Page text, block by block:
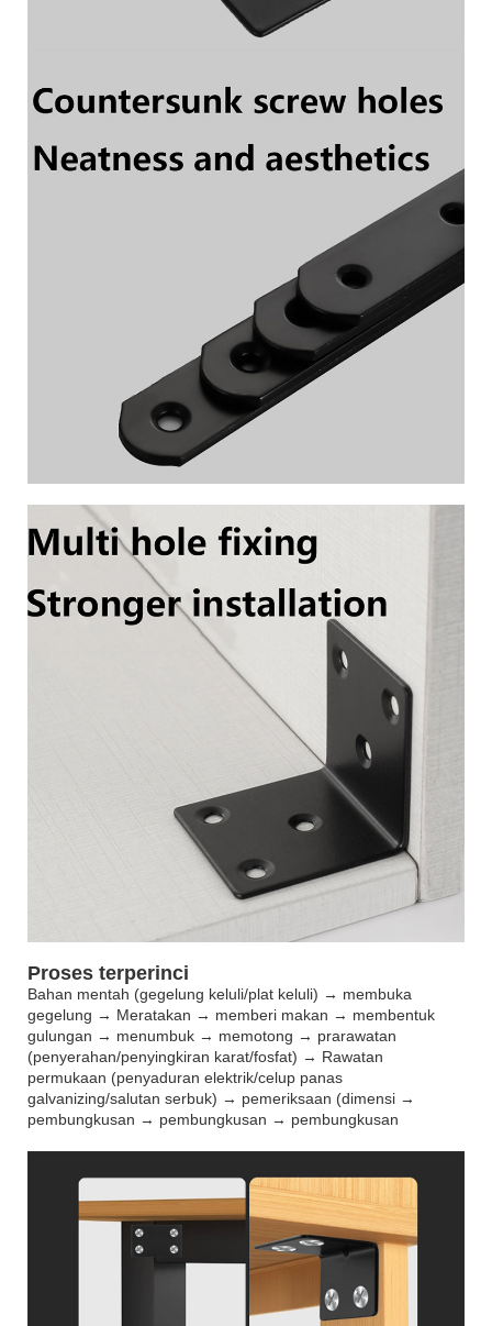
Proses terperinci
Bahan mentah (gegelung keluli/plat keluli) → membuka
gegelung → Meratakan → memberi makan → membentuk
gulungan → menumbuk → memotong → prarawatan
(penyerahan/penyingkiran karat/fosfat) → Rawatan
permukaan (penyaduran elektrik/celup panas
galvanizing/salutan serbuk) → pemeriksaan (dimensi →
pembungkusan → pembungkusan → pembungkusan